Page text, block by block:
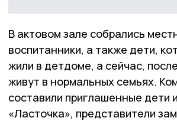
В актовом зале собрались
воспитанники, а также дети,
жили в детдоме, а сейчас,
живут в нормальных семьях.
составили приглашенные дети
«Ласточка», представители